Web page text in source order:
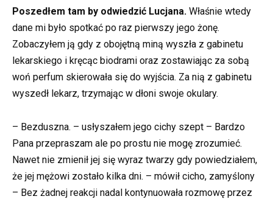
Poszedłem tam by odwiedzić Lucjana. Właśnie wtedy
dane mi było spotkać po raz pierwszy jego żonę.
Zobaczyłem ją gdy z obojętną miną wyszła z gabinetu
lekarskiego i kręcąc biodrami oraz zostawiając za sobą
woń perfum skierowała się do wyjścia. Za nią z gabinetu
wyszedł lekarz, trzymając w dłoni swoje okulary.
– Bezduszna. – usłyszałem jego cichy szept – Bardzo
Pana przepraszam ale po prostu nie mogę zrozumieć.
Nawet nie zmienił jej się wyraz twarzy gdy powiedziałem,
że jej mężowi zostało kilka dni. – mówił cicho, zamyślony
– Bez żadnej reakcji nadal kontynuowała rozmowę przez